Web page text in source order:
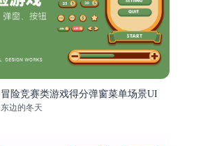
冒险竞赛类游戏得分弹窗菜单场景UI
东边的冬天